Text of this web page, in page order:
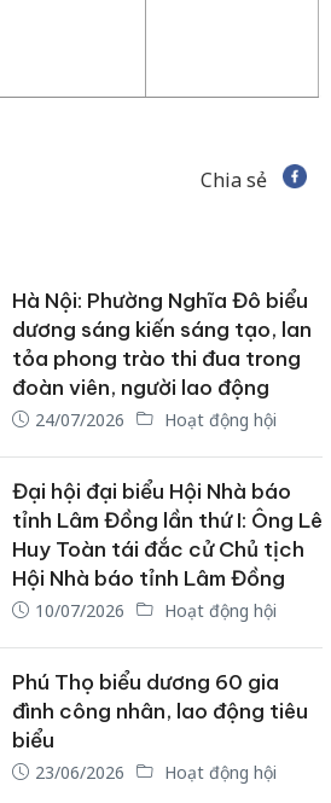
Chia sẻ
Hà Nội: Phường Nghĩa Đô biểu
dương sáng kiến sáng tạo, lan
tỏa phong trào thi đua trong
đoàn viên, người lao động
24/07/2026 Hoạt động hội
Đại hội đại biểu Hội Nhà báo
tỉnh Lâm Đồng lần thứ I: Ông Lê
Huy Toàn tái đắc cử Chủ tịch
Hội Nhà báo tỉnh Lâm Đồng
10/07/2026 Hoạt động hội
Phú Thọ biểu dương 60 gia
đình công nhân, lao động tiêu
biểu
23/06/2026 Hoạt động hội